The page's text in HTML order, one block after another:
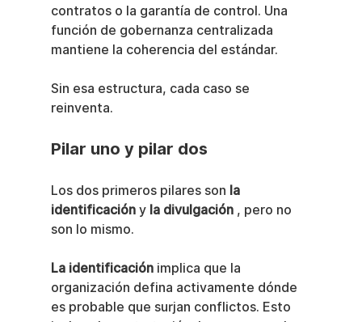
contratos o la garantía de control. Una
función de gobernanza centralizada
mantiene la coherencia del estándar.
Sin esa estructura, cada caso se
reinventa.
Pilar uno y pilar dos
Los dos primeros pilares son la
identificación y la divulgación , pero no
son lo mismo.
La identificación implica que la
organización defina activamente dónde
es probable que surjan conflictos. Esto